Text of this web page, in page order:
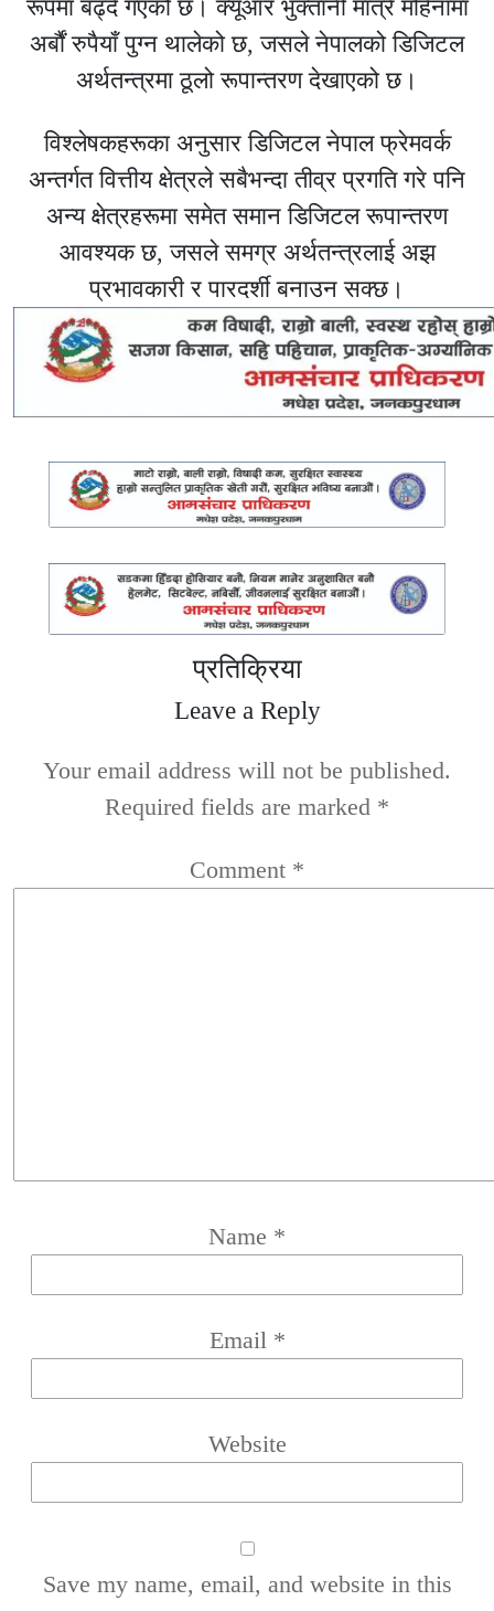
रूपमा बढ्दै गएको छ। क्यूआर भुक्तानी मात्रै महिनामा
अर्बौं रुपैयाँ पुग्न थालेको छ, जसले नेपालको डिजिटल
अर्थतन्त्रमा ठूलो रूपान्तरण देखाएको छ।
विश्लेषकहरूका अनुसार डिजिटल नेपाल फ्रेमवर्क
अन्तर्गत वित्तीय क्षेत्रले सबैभन्दा तीव्र प्रगति गरे पनि
अन्य क्षेत्रहरूमा समेत समान डिजिटल रूपान्तरण
आवश्यक छ, जसले समग्र अर्थतन्त्रलाई अझ
प्रभावकारी र पारदर्शी बनाउन सक्छ।
प्रतिक्रिया
Leave a Reply
Your email address will not be published.
Required fields are marked *
Comment *
Name *
Email *
Website
Save my name, email, and website in this